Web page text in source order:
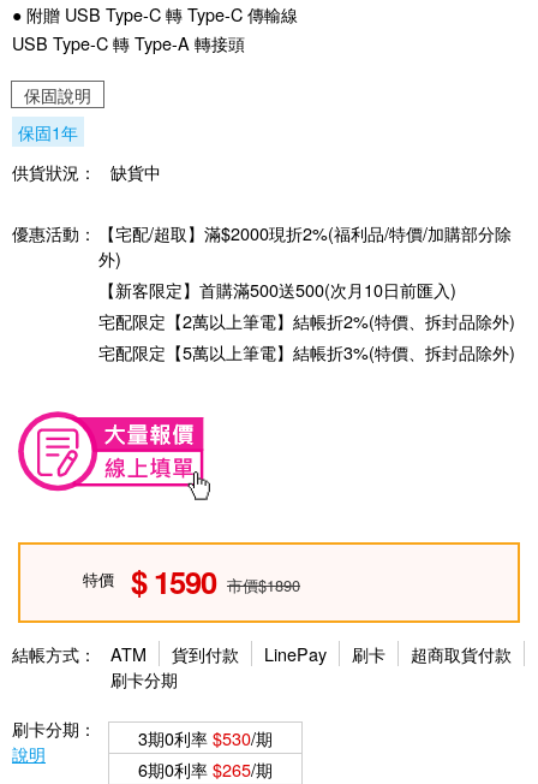
● 附贈 USB Type-C 轉 Type-C 傳輸線
USB Type-C 轉 Type-A 轉接頭
保固說明
保固1年
供貨狀況：
缺貨中
優惠活動：
【宅配/超取】滿$2000現折2%(福利品/特價/加購部分除
外)
【新客限定】首購滿500送500(次月10日前匯入)
宅配限定【2萬以上筆電】結帳折2%(特價、拆封品除外)
宅配限定【5萬以上筆電】結帳折3%(特價、拆封品除外)
特價 1590 市價$1890
結帳方式： ATM 貨到付款 LinePay 刷卡
超商取貨付款
刷卡分期
刷卡分期：
說明
3期0利率$530/期
6期0利率$265/期